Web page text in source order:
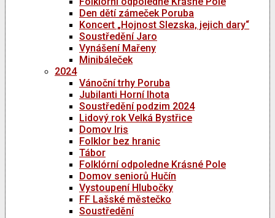
Den dětí zámeček Poruba
Koncert „Hojnost Slezska, jejich dary“
Soustředění Jaro
Vynášení Mařeny
Minibáleček
2024
Vánoční trhy Poruba
Jubilanti Horní lhota
Soustředění podzim 2024
Lidový rok Velká Bystřice
Domov Iris
Folklor bez hranic
Tábor
Folklórní odpoledne Krásné Pole
Domov seniorů Hučín
Vystoupení Hlubočky
FF Lašské městečko
Soustředění